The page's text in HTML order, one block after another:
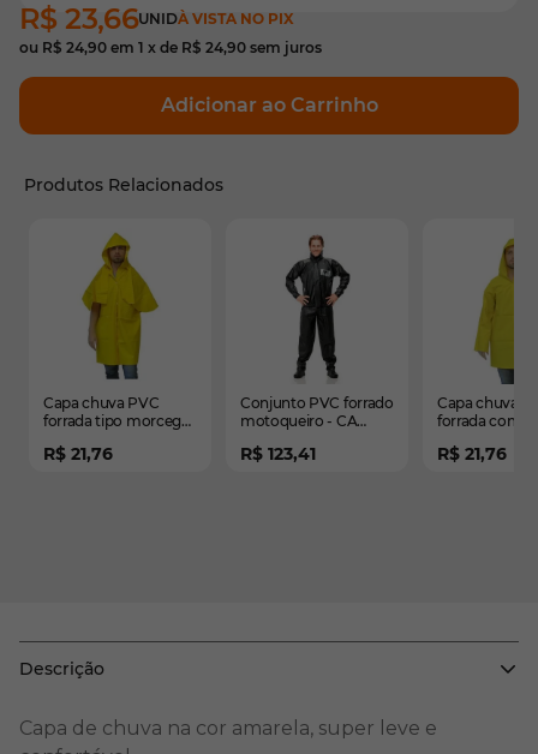
R$ 23,66UNIDÀ VISTA NO PIX
ou R$ 24,90 em 1 x de R$ 24,90 sem juros
Adicionar ao Carrinho
Produtos Relacionados
É possível navegar pelos elementos do carrossel
Pressione para pular o carrossel
Pressione para ir para a navegação em carrossel
Capa chuva PVC
forrada tipo morcego
- CA 28191
R$ 21,76
Conjunto PVC forrado
motoqueiro - CA
R$ 123,41
Capa chuva
forrada com
28191
R$ 21,76
Descrição
Capa de chuva na cor amarela, super leve e